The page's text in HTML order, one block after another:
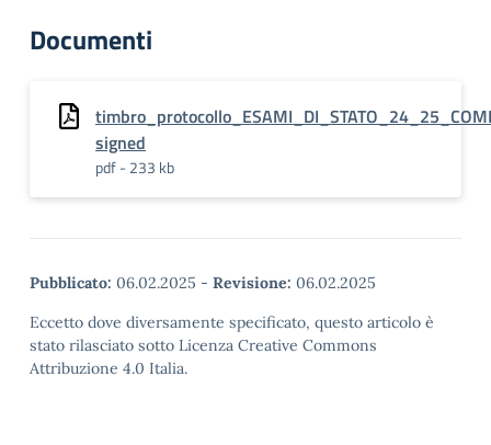
Documenti
signed
pdf - 233 kb
Pubblicato: 06.02.2025 - Revisione: 06.02.2025
Eccetto dove diversamente specificato, questo articolo è
stato rilasciato sotto Licenza Creative Commons
Attribuzione 4.0 Italia.